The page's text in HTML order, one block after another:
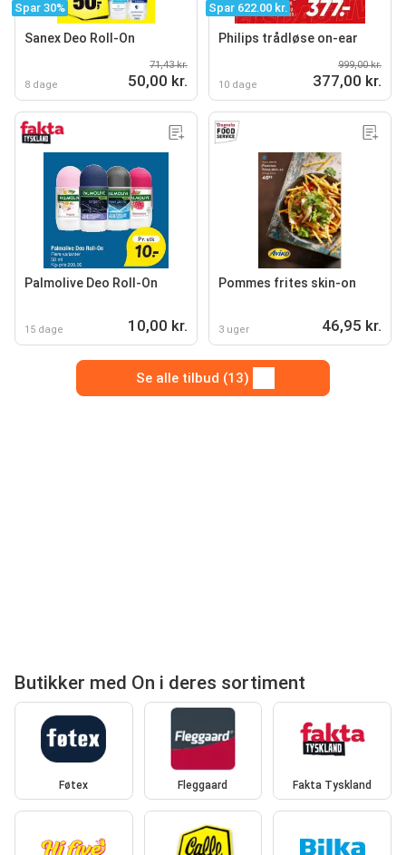
Spar 30%
Sanex Deo Roll-On
8 dage
71,43 kr.
50,00 kr.
Spar 622.00 kr.
Philips trådløse on-ear
10 dage
999,00 kr.
377,00 kr.
Palmolive Deo Roll-On
15 dage 10,00 kr.
Pommes frites skin-on
3 uger 46,95 kr.
Se alle tilbud (13)
Butikker med On i deres sortiment
Føtex Fleggaard Fakta Tyskland